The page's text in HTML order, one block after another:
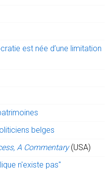
est née d’une limitation
belges
A Commentary (USA)
n'existe pas"